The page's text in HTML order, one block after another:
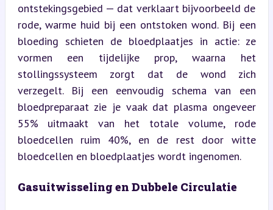
ontstekingsgebied — dat verklaart bijvoorbeeld de
rode, warme huid bij een ontstoken wond. Bij een
bloeding schieten de bloedplaatjes in actie: ze
vormen een tijdelijke prop, waarna het
stollingssysteem zorgt dat de wond zich
verzegelt. Bij een eenvoudig schema van een
bloedpreparaat zie je vaak dat plasma ongeveer
55% uitmaakt van het totale volume, rode
bloedcellen ruim 40%, en de rest door witte
bloedcellen en bloedplaatjes wordt ingenomen.
Gasuitwisseling en Dubbele Circulatie